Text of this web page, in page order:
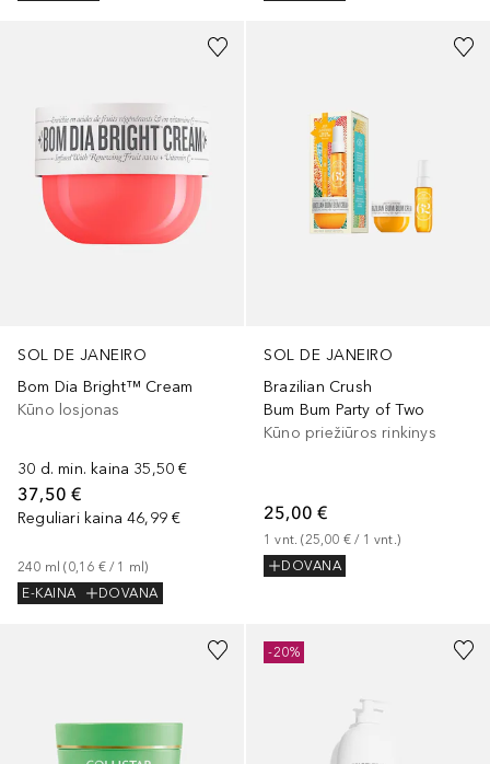
SOL DE JANEIRO
Bom Dia Bright™ Cream
Kūno losjonas
30 d. min. kaina 35,50 €
37,50 €
Reguliari kaina 46,99 €
240 ml (0,16 € / 1 ml)
E-KAINA
DOVANA
SOL DE JANEIRO
Brazilian Crush
Bum Bum Party of Two
Kūno priežiūros rinkinys
25,00 €
1 vnt. (25,00 € / 1 vnt. )
DOVANA
-20%